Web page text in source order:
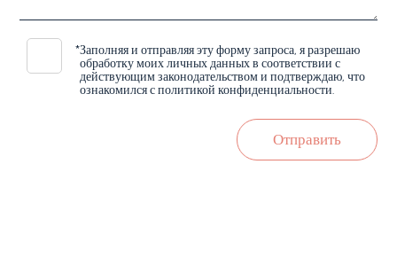
*Заполняя и отправляя эту форму запроса, я разрешаю
обработку моих личных данных в соответствии с
действующим законодательством и подтверждаю, что
ознакомился с политикой конфиденциальности.
Отправить